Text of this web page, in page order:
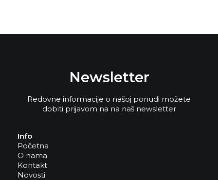
Newsletter
Redovne informacije o našoj ponudi možete
dobiti prijavom na na naš newsletter
Info
Početna
O nama
Kontakt
Novosti